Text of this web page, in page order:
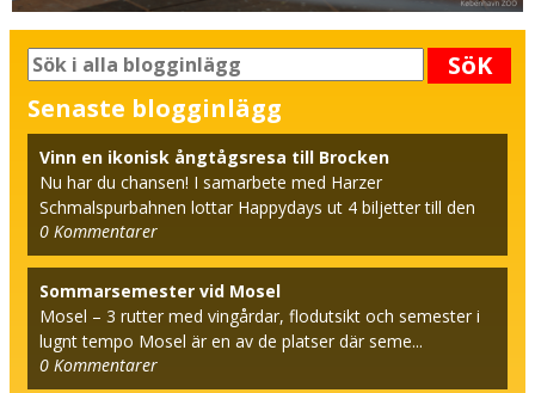
SöK
Senaste blogginlägg
Vinn en ikonisk ångtågsresa till Brocken
Nu har du chansen! I samarbete med Harzer
Schmalspurbahnen lottar Happydays ut 4 biljetter till den
beröm...
0 Kommentarer
Sommarsemester vid Mosel
Mosel – 3 rutter med vingårdar, flodutsikt och semester i
lugnt tempo Mosel är en av de platser där seme...
0 Kommentarer